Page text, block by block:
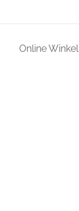
Online Winkel